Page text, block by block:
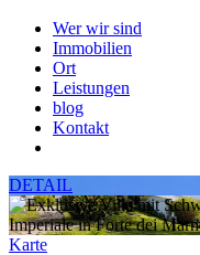
Wer wir sind
Immobilien
Ort
Leistungen
blog
Kontakt
DETAIL
Karte